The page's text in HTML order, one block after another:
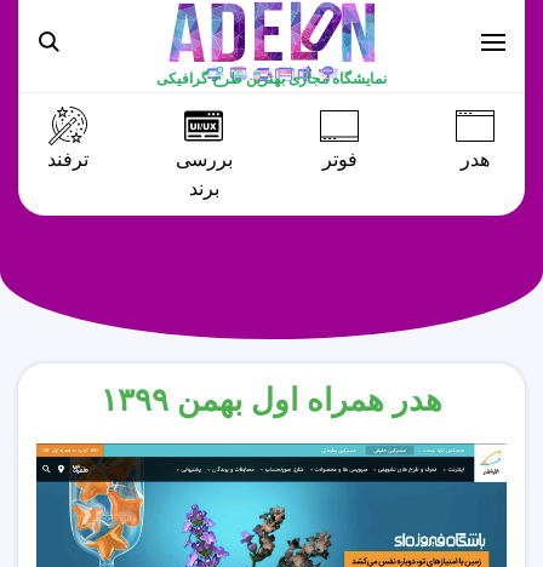
نمایشگاه مجازی بهترین طرح گرافیکی
هدر فوتر
بررسی
برند
ترفند
هدر همراه اول بهمن ۱۳۹۹